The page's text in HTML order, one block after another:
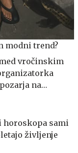
modni trend?
vročinskim
na
horoskopa sami
življenje